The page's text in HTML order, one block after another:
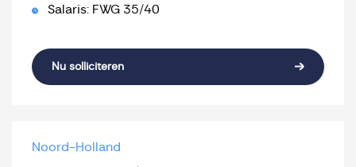
Salaris: FWG 35/40
Nu solliciteren
Noord-Holland